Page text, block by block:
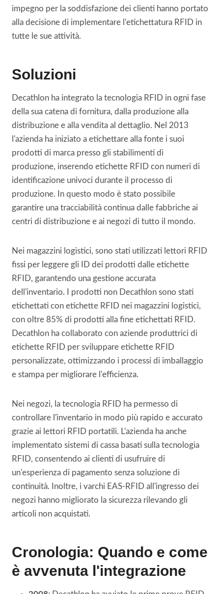
impegno per la soddisfazione dei clienti hanno portato
alla decisione di implementare l'etichettatura RFID in
tutte le sue attività.
Soluzioni
Decathlon ha integrato la tecnologia RFID in ogni fase
della sua catena di fornitura, dalla produzione alla
distribuzione e alla vendita al dettaglio. Nel 2013
l'azienda ha iniziato a etichettare alla fonte i suoi
prodotti di marca presso gli stabilimenti di
produzione, inserendo etichette RFID con numeri di
identificazione univoci durante il processo di
produzione. In questo modo è stato possibile
garantire una tracciabilità continua dalle fabbriche ai
centri di distribuzione e ai negozi di tutto il mondo.
Nei magazzini logistici, sono stati utilizzati lettori RFID
fissi per leggere gli ID dei prodotti dalle etichette
RFID, garantendo una gestione accurata
dell'inventario. I prodotti non Decathlon sono stati
etichettati con etichette RFID nei magazzini logistici,
con oltre 85% di prodotti alla fine etichettati RFID.
Decathlon ha collaborato con aziende produttrici di
etichette RFID per sviluppare etichette RFID
personalizzate, ottimizzando i processi di imballaggio
e stampa per migliorare l'efficienza.
Nei negozi, la tecnologia RFID ha permesso di
controllare l'inventario in modo più rapido e accurato
grazie ai lettori RFID portatili. L'azienda ha anche
implementato sistemi di cassa basati sulla tecnologia
RFID, consentendo ai clienti di usufruire di
un'esperienza di pagamento senza soluzione di
continuità. Inoltre, i varchi EAS-RFID all'ingresso dei
negozi hanno migliorato la sicurezza rilevando gli
articoli non acquistati.
Cronologia: Quando e come
è avvenuta l'integrazione